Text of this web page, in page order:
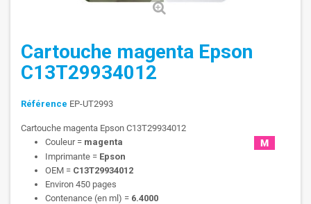
Cartouche magenta Epson
C13T29934012
Référence EP-UT2993
Cartouche magenta Epson C13T29934012
Couleur = magenta
Imprimante = Epson
OEM = C13T29934012
Environ 450 pages
Contenance (en ml) = 6.4000